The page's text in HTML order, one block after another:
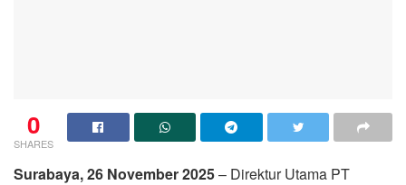
0
SHARES
Surabaya, 26 November 2025– Direktur Utama PT